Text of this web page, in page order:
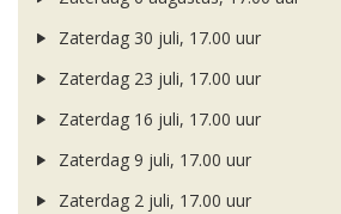
Zaterdag 30 juli, 17.00 uur
Zaterdag 23 juli, 17.00 uur
Zaterdag 16 juli, 17.00 uur
Zaterdag 9 juli, 17.00 uur
Zaterdag 2 juli, 17.00 uur